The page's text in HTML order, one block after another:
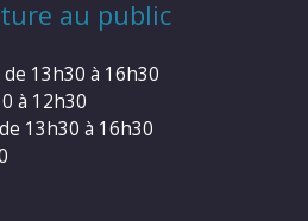
au public
13h30 à 16h30
à 12h30
13h30 à 16h30